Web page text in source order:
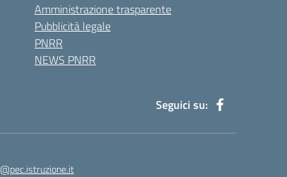
Amministrazione trasparente
Pubblicità legale
PNRR
NEWS PNRR
Seguici su: